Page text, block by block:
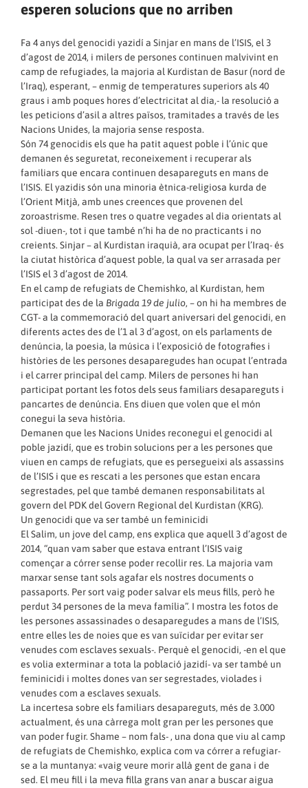
esperen solucions que no arriben
Fa 4 anys del genocidi yazidí a Sinjar en mans de l’ISIS, el 3
d’agost de 2014, i milers de persones continuen malvivint en
camp de refugiades, la majoria al Kurdistan de Basur (nord de
l’Iraq), esperant, – enmig de temperatures superiors als 40
graus i amb poques hores d’electricitat al dia,- la resolució a
les peticions d’asil a altres països, tramitades a través de les
Nacions Unides, la majoria sense resposta.
Són 74 genocidis els que ha patit aquest poble i l’únic que
demanen és seguretat, reconeixement i recuperar als
familiars que encara continuen desapareguts en mans de
l’ISIS. El yazidis són una minoria ètnica-religiosa kurda de
l’Orient Mitjà, amb unes creences que provenen del
zoroastrisme. Resen tres o quatre vegades al dia orientats al
sol -diuen-, tot i que també n’hi ha de no practicants i no
creients. Sinjar – al Kurdistan iraquià, ara ocupat per l’Iraq- és
la ciutat històrica d’aquest poble, la qual va ser arrasada per
l’ISIS el 3 d’agost de 2014.
En el camp de refugiats de Chemishko, al Kurdistan, hem
participat des de la Brigada 19 de julio, – on hi ha membres de
CGT- a la commemoració del quart aniversari del genocidi, en
diferents actes des de l’1 al 3 d’agost, on els parlaments de
denúncia, la poesia, la música i l’exposició de fotografies i
històries de les persones desaparegudes han ocupat l’entrada
i el carrer principal del camp. Milers de persones hi han
participat portant les fotos dels seus familiars desapareguts i
pancartes de denúncia. Ens diuen que volen que el món
conegui la seva història.
Demanen que les Nacions Unides reconegui el genocidi al
poble jazidí, que es trobin solucions per a les persones que
viuen en camps de refugiats, que es persegueixi als assassins
de l’ISIS i que es rescati a les persones que estan encara
segrestades, pel que també demanen responsabilitats al
govern del PDK del Govern Regional del Kurdistan (KRG).
Un genocidi que va ser també un feminicidi
El Salim, un jove del camp, ens explica que aquell 3 d’agost de
2014, “quan vam saber que estava entrant l’ISIS vaig
començar a córrer sense poder recollir res. La majoria vam
marxar sense tant sols agafar els nostres documents o
passaports. Per sort vaig poder salvar els meus fills, però he
perdut 34 persones de la meva família”. I mostra les fotos de
les persones assassinades o desaparegudes a mans de l’ISIS,
entre elles les de noies que es van suïcidar per evitar ser
venudes com esclaves sexuals-. Perquè el genocidi, -en el que
es volia exterminar a tota la població jazidí- va ser també un
feminicidi i moltes dones van ser segrestades, violades i
venudes com a esclaves sexuals.
La incertesa sobre els familiars desapareguts, més de 3.000
actualment, és una càrrega molt gran per les persones que
van poder fugir. Shame – nom fals- , una dona que viu al camp
de refugiats de Chemishko, explica com va córrer a refugiar-
se a la muntanya: «vaig veure morir allà gent de gana i de
sed. El meu fill i la meva filla grans van anar a buscar aigua